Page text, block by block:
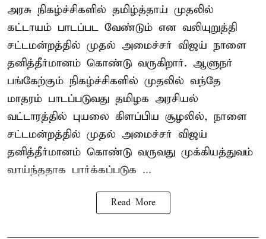
அரசு நிகழ்ச்சிகளில் தமிழ்த்தாய் முதலில்
கட்டாயம் பாடப்பட வேண்டும் என வலியுறுத்தி
சட்டமன்றத்தில் முதல் அமைச்சர் விஜய் நாளை
தனித்தீர்மானம் கொண்டு வருகிறார். ஆளுநர்
பங்கேற்கும் நிகழ்ச்சிகளில் முதலில் வந்தே
மாதரம் பாடப்படுவது தமிழக அரசியல்
வட்டாரத்தில் புயலை கிளப்பிய சூழலில், நாளை
சட்டமன்றத்தில் முதல் அமைச்சர் விஜய்
தனித்தீர்மானம் கொண்டு வருவது முக்கியத்துவம்
வாய்ந்ததாக பார்க்கப்படுக ...
Read More